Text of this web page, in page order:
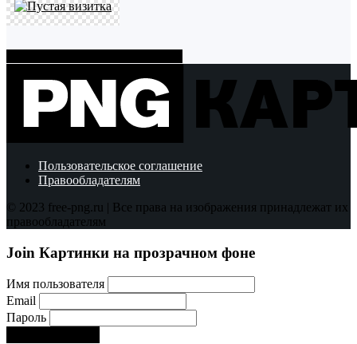
Пользовательское соглашение
Правообладателям
© 2023 free-png.ru | Все права на изображения принадлежат их
правообладателям
Join Картинки на прозрачном фоне
Имя пользователя
Email
Пароль